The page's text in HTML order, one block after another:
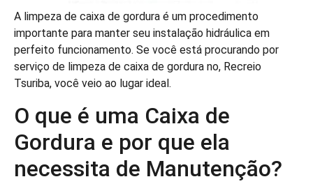
A limpeza de caixa de gordura é um procedimento
importante para manter seu instalação hidráulica em
perfeito funcionamento. Se você está procurando por
serviço de limpeza de caixa de gordura no, Recreio
Tsuriba, você veio ao lugar ideal.
O que é uma Caixa de
Gordura e por que ela
necessita de Manutenção?